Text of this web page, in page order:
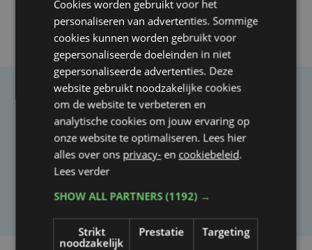
Taalfout opgemerkt?
Heb je een taal- of schrijffout opgemerkt in dit
artikel?
Laat het ons weten
Cookies worden gebruikt voor het
personaliseren van advertenties. Sommige
cookies kunnen worden gebruikt voor
gepersonaliseerde doeleinden in niet
gepersonaliseerde advertenties. Deze
website gebruikt noodzakelijke cookies
om de website te verbeteren en
analytische cookies om jouw ervaring op
onze website te optimaliseren. Lees hier
alles over ons privacy- en cookiebeleid.
Lees verder
SHOW ALL PARTNERS(1192) →
Strikt
noodzakelijk
Prestatie Targeting